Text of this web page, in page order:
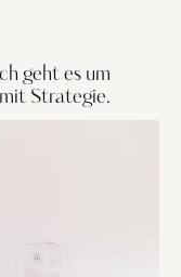
geht es um
Strategie.